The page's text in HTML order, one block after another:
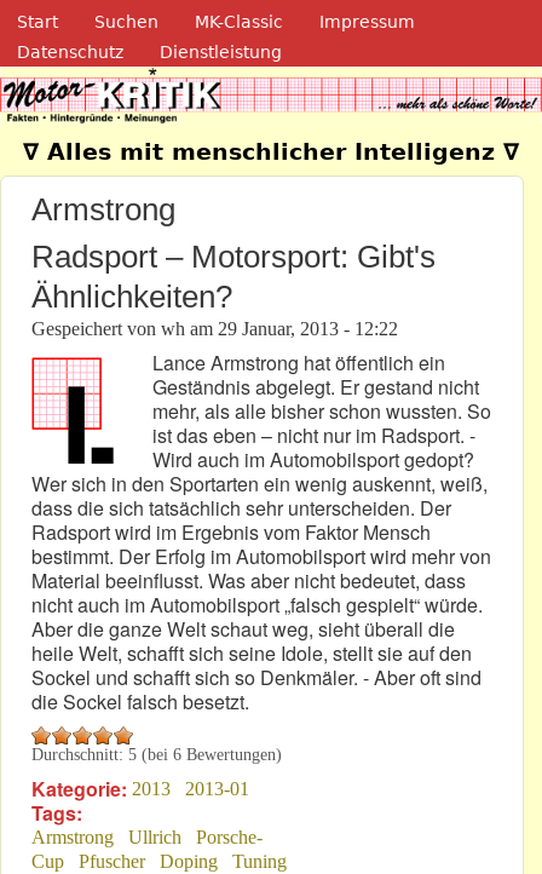
Direkt zum Inhalt
Navigation
Start Suchen MK-Classic
Impressum
Datenschutz
Dienstleistung
Motor-Kritik.de
∇ Alles mit menschlicher Intelligenz ∇
Armstrong
Radsport – Motorsport: Gibt's
Ähnlichkeiten?
Gespeichert von wh am 29 Januar, 2013 - 12:22
Lance Armstrong hat öffentlich ein
Geständnis abgelegt. Er gestand nicht
mehr, als alle bisher schon wussten. So
ist das eben – nicht nur im Radsport. -
Wird auch im Automobilsport gedopt?
Wer sich in den Sportarten ein wenig auskennt, weiß,
dass die sich tatsächlich sehr unterscheiden. Der
Radsport wird im Ergebnis vom Faktor Mensch
bestimmt. Der Erfolg im Automobilsport wird mehr von
Material beeinflusst. Was aber nicht bedeutet, dass
nicht auch im Automobilsport „falsch gespielt“ würde.
Aber die ganze Welt schaut weg, sieht überall die
heile Welt, schafft sich seine Idole, stellt sie auf den
Sockel und schafft sich so Denkmäler. - Aber oft sind
die Sockel falsch besetzt.
Durchschnitt: 5 (bei 6 Bewertungen)
Kategorie: 2013 2013-01
Tags:
Armstrong Ullrich
Porsche-
Cup
Pfuscher Doping
Tuning